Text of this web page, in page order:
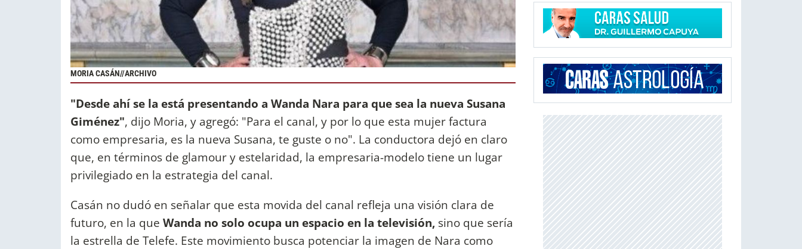
MORIA CASÁN//ARCHIVO
"Desde ahí se la está presentando a Wanda Nara para que sea la nueva Susana
Giménez", dijo Moria, y agregó: "Para el canal, y por lo que esta mujer factura
como empresaria, es la nueva Susana, te guste o no". La conductora dejó en claro
que, en términos de glamour y estelaridad, la empresaria-modelo tiene un lugar
privilegiado en la estrategia del canal.
Casán no dudó en señalar que esta movida del canal refleja una visión clara de
futuro, en la que Wanda no solo ocupa un espacio en la televisión, sino que sería
la estrella de Telefe. Este movimiento busca potenciar la imagen de Nara como